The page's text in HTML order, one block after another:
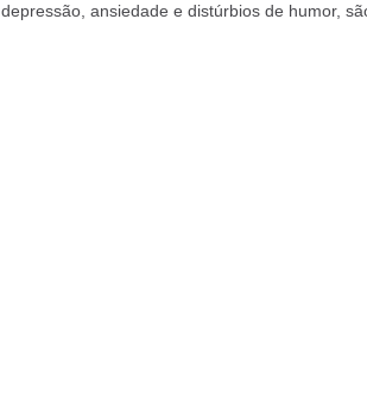
depressão, ansiedade e distúrbios de humor,